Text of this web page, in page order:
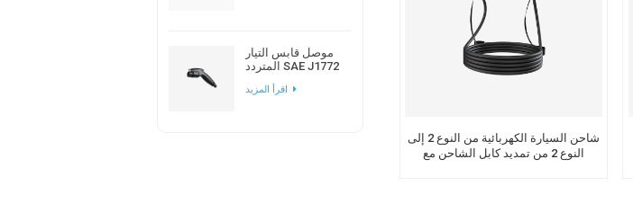
موصل قابس التيار
المتردد SAE J1772
السيارة الكهربائية
شاحن السيارة الكهربائية من النوع 2 إلى
النوع 2 من تمديد كابل الشاحن مع